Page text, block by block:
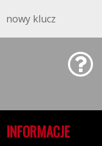
nowy klucz
INFORMACJE